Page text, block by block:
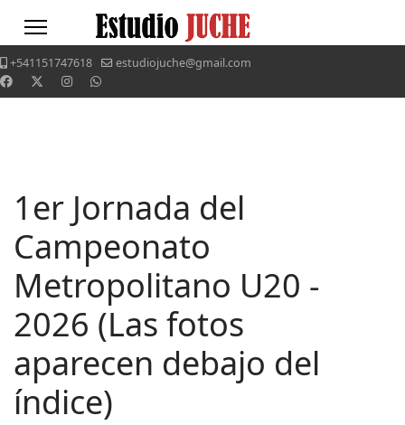
+541151747618 estudiojuche@gmail.com
1er Jornada del
Campeonato
Metropolitano U20 -
2026 (Las fotos
aparecen debajo del
índice)